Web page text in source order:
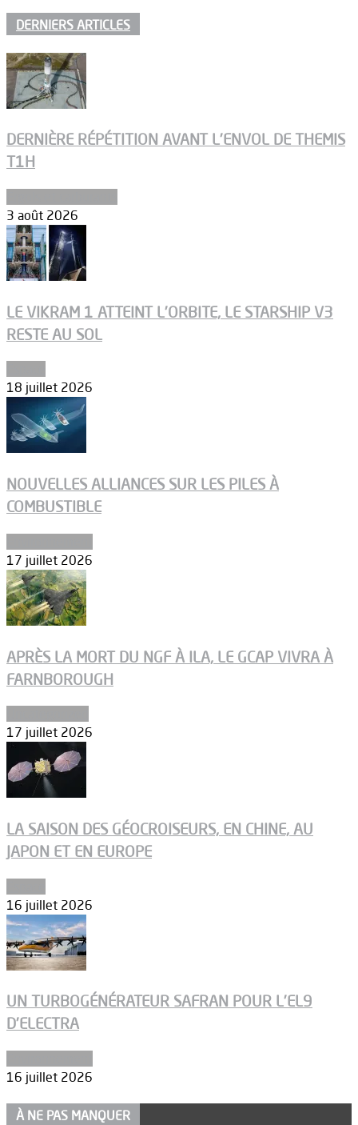
DERNIERS ARTICLES
DERNIÈRE RÉPÉTITION AVANT L’ENVOL DE THEMIS
T1H
3 août 2026
LE VIKRAM 1 ATTEINT L’ORBITE, LE STARSHIP V3
RESTE AU SOL
18 juillet 2026
NOUVELLES ALLIANCES SUR LES PILES À
COMBUSTIBLE
17 juillet 2026
APRÈS LA MORT DU NGF À ILA, LE GCAP VIVRA À
FARNBOROUGH
17 juillet 2026
LA SAISON DES GÉOCROISEURS, EN CHINE, AU
JAPON ET EN EUROPE
16 juillet 2026
UN TURBOGÉNÉRATEUR SAFRAN POUR L’EL9
D’ELECTRA
16 juillet 2026
À NE PAS MANQUER